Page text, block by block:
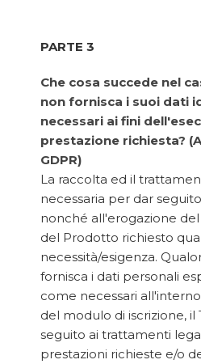
PARTE 3
Che cosa succede nel
non fornisca i suoi dati
necessari ai fini
prestazione richiesta?
GDPR)
La raccolta ed il
necessaria per dar
nonché all'erogazione
del Prodotto richiesto
necessità/esigenza.
fornisca i dati personali
come necessari
del modulo di iscrizione,
seguito ai trattamenti
prestazioni richieste e/o